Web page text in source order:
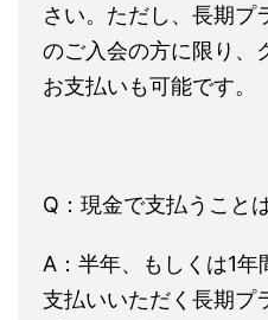
さい。ただし、長期プ
のご入会の方に限り、
お支払いも可能です。
Q：現金で支払うこと
A：半年、もしくは1
支払いいただく長期プ